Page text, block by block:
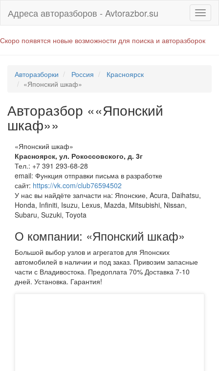
Адреса авторазборов - Avtorazbor.su
Скоро появятся новые возможности для поиска и авторазборок
Авторазборки Россия
Красноярск
«Японский шкаф»
Авторазбор ««Японский
шкаф»»
«Японский шкаф»
Красноярск, ул. Рокоссовского, д. 3г
Тел.: +7 391 293-68-28
email: Функция отправки письма в разработке
сайт: https://vk.com/club76594502
У нас вы найдёте запчасти на: Японские, Acura, Daihatsu,
Honda, Infiniti, Isuzu, Lexus, Mazda, Mitsubishi, Nissan,
Subaru, Suzuki, Toyota
О компании: «Японский шкаф»
Большой выбор узлов и агрегатов для Японских
автомобилей в наличии и под заказ. Привозим запасные
части с Владивостока. Предоплата 70% Доставка 7-10
дней. Установка. Гарантия!